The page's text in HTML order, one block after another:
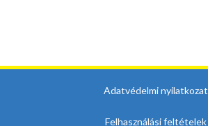
Adatvédelmi nyilatkozat
Felhasználási feltételek